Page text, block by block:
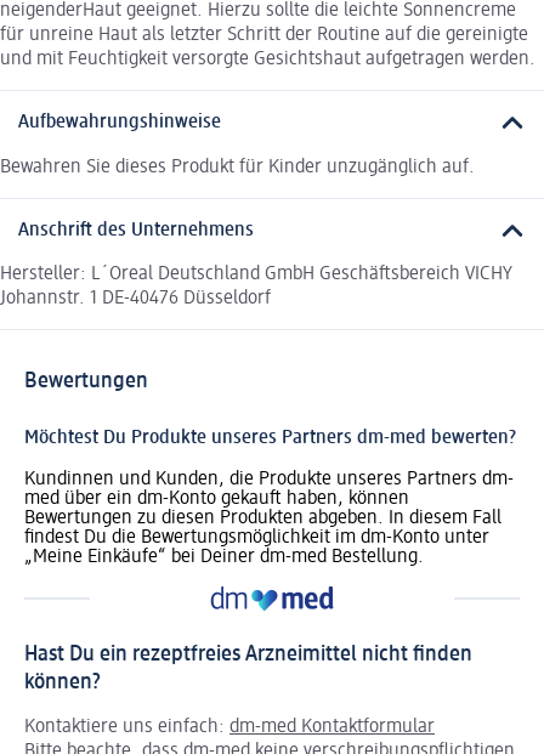
neigenderHaut geeignet. Hierzu sollte die leichte Sonnencreme
für unreine Haut als letzter Schritt der Routine auf die gereinigte
und mit Feuchtigkeit versorgte Gesichtshaut aufgetragen werden.
Aufbewahrungshinweise
Bewahren Sie dieses Produkt für Kinder unzugänglich auf.
Anschrift des Unternehmens
Hersteller: L´Oreal Deutschland GmbH Geschäftsbereich VICHY
Johannstr. 1 DE-40476 Düsseldorf
Bewertungen
Möchtest Du Produkte unseres Partners dm-med bewerten?
Kundinnen und Kunden, die Produkte unseres Partners dm-
med über ein dm-Konto gekauft haben, können
Bewertungen zu diesen Produkten abgeben. In diesem Fall
findest Du die Bewertungsmöglichkeit im dm-Konto unter
„Meine Einkäufe“ bei Deiner dm-med Bestellung.
Hast Du ein rezeptfreies Arzneimittel nicht finden
können?
Kontaktiere uns einfach: dm-med Kontaktformular